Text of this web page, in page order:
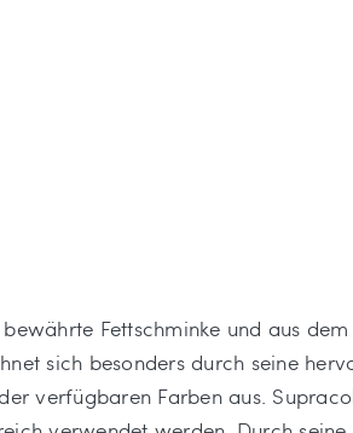
Fettschminke und aus
sich besonders durch seine
verfügbaren Farben aus.